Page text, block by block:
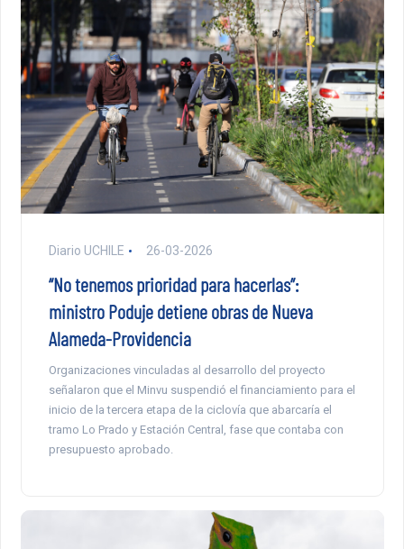
Diario UCHILE 26-03-2026
“No tenemos prioridad para hacerlas”:
ministro Poduje detiene obras de Nueva
Alameda-Providencia
Organizaciones vinculadas al desarrollo del proyecto
señalaron que el Minvu suspendió el financiamiento para el
inicio de la tercera etapa de la ciclovía que abarcaría el
tramo Lo Prado y Estación Central, fase que contaba con
presupuesto aprobado.